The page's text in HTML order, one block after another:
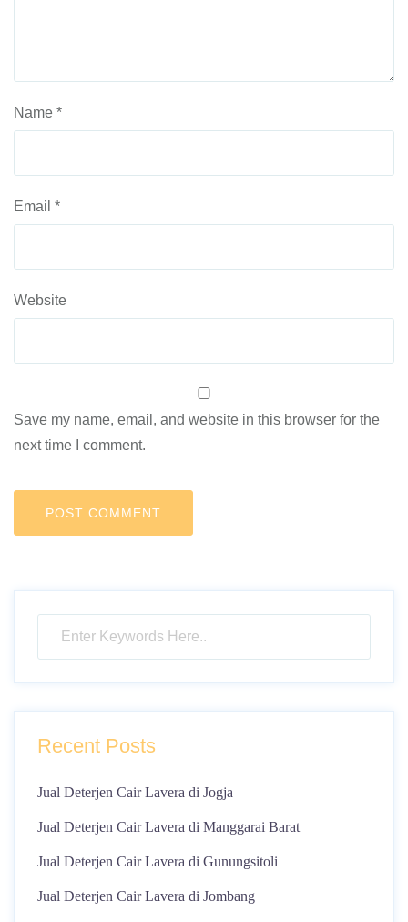
Name *
Email *
Website
Save my name, email, and website in this browser for the
next time I comment.
Recent Posts
Jual Deterjen Cair Lavera di Jogja
Jual Deterjen Cair Lavera di Manggarai Barat
Jual Deterjen Cair Lavera di Gunungsitoli
Jual Deterjen Cair Lavera di Jombang